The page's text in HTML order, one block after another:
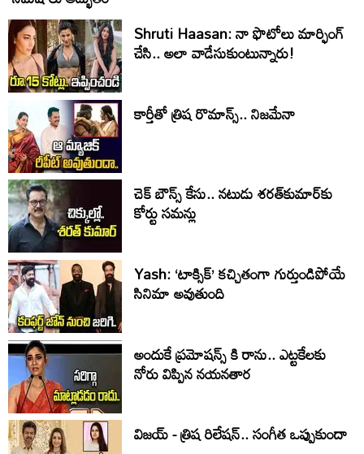
Shruti Haasan: నా ఫొటోలు మార్ఫింగ్
చేసి.. అలా వాడేసుకుంటున్నారు!
కార్తీతో త్రిష రొమాన్స్.. నిజమేనా
చెక్ బౌన్స్ కేసు.. నటుడు శరత్‌కుమార్‌కు
కోర్టు సమన్లు
Yash: ‘టాక్సిక్’ కచ్చితంగా గుర్తుండిపోయే
సినిమా అవుతుంది
అందుకే ప్రమోషన్స్ కి రాను.. ఎట్టకేలకు
నోరు విప్పిన నయనతార
విజయ్ - త్రిష రిలేషన్.. సంగీత ఒప్పుకుందా